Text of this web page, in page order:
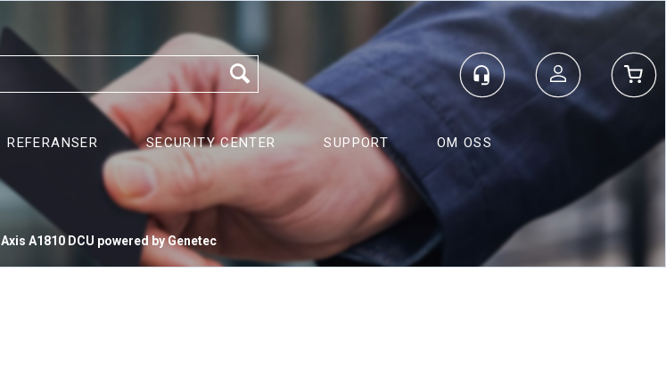
REFERANSER SECURITY CENTER SUPPORT OM OSS
Axis A1810 DCU powered by Genetec